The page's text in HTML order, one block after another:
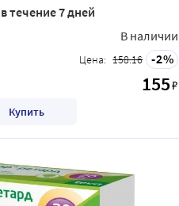
в течение 7 дней
В наличии
Цена: 158.16 2
155₽
Купить